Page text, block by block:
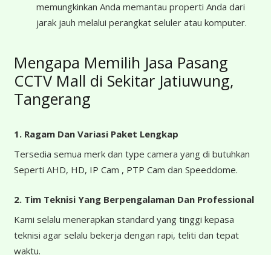
memungkinkan Anda memantau properti Anda dari
jarak jauh melalui perangkat seluler atau komputer.
Mengapa Memilih Jasa Pasang
CCTV Mall di Sekitar Jatiuwung,
Tangerang
1. Ragam Dan Variasi Paket Lengkap
Tersedia semua merk dan type camera yang di butuhkan
Seperti AHD, HD, IP Cam , PTP Cam dan Speeddome.
2. Tim Teknisi Yang Berpengalaman Dan Professional
Kami selalu menerapkan standard yang tinggi kepasa
teknisi agar selalu bekerja dengan rapi, teliti dan tepat
waktu.